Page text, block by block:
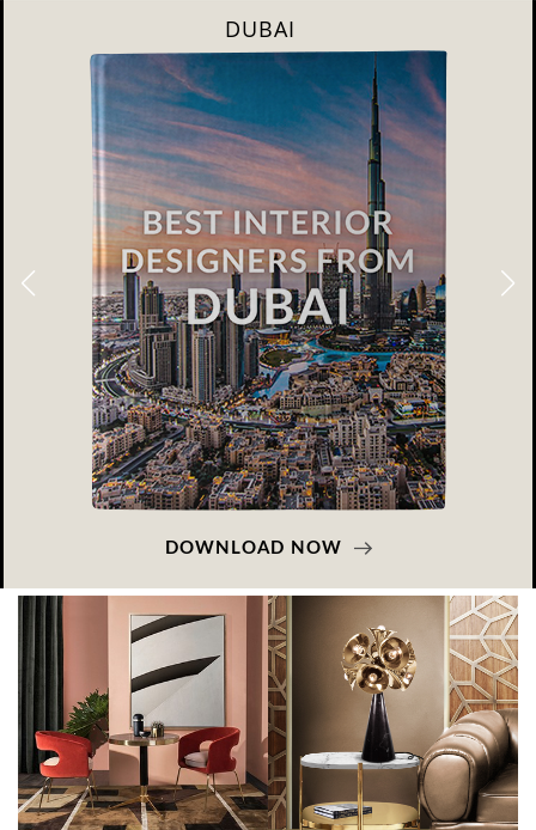
RIYAHD
DOWNLOAD NOW